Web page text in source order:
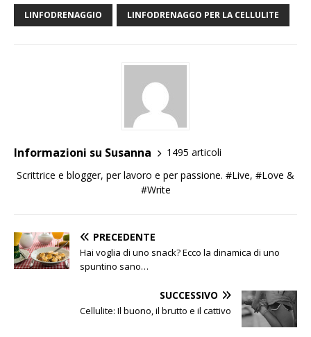
LINFODRENAGGIO LINFODRENAGGO PER LA CELLULITE
Informazioni su Susanna
1495 articoli
Scrittrice e blogger, per lavoro e per passione. #Live, #Love &
#Write
PRECEDENTE
Hai voglia di uno snack? Ecco la dinamica di uno
spuntino sano…
SUCCESSIVO
Cellulite: Il buono, il brutto e il cattivo